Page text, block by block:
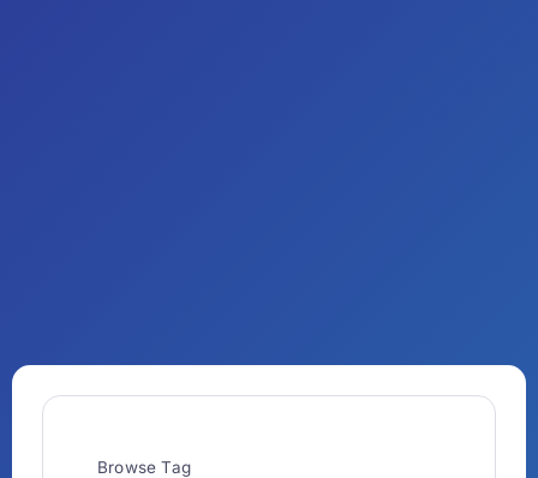
Browse Tag